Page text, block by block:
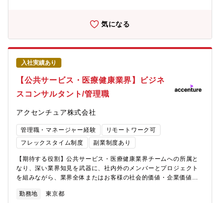
よる小売企業買収に伴うITカーブアウトプロジェクト・アパレル
業界におけるOMOプラットフォーム構築・プラットフォーマーに
対するデータドリブンコンサルティング■Payment Fintech・非金
融事業者に対するBaaS（Bank as a Service）導入支援・QRコー
ド決済事業者におけるデータドリブンマーケティング支援■AD
Marketing・データドリブンでの広告営業効率化支援・ポータルサ
イトの魅力/広告売上UPのためのUX/コンテンツ高度化支援・クー
ポンプラットフォーム構想に基づくOMOサービス設計、プロダク
ト開発マネジメント支援・ブランド広告主向けマーケティング商
ターネット・プラットフォーム企業におけるHRトランスフォーメ
ーション・デジタルネイティブ人材の次世代デジタル・データサ
イエンス教育・バーティカルサービスのUXデザイン・GtM戦略策
定・画期的要素技術のセールス・マーケティング戦略策定・顧客
の消費購買実データに基づくデジタルサービスの加盟店拡大
【Accentureの強み】■インターネット業界の新規ビジネスや新サ
ービス創出のプロジェクトに携わっているコンサルタント数は、
業界最大級。■どの企業よりもインターネット業界の知見をもち、
施していることにより先行優位を築いていることで業界で圧倒的
気になる
入社実績あり
【公共サービス・医療健康業界】ビジネ
スコンサルタント/管理職
アクセンチュア株式会社
管理職・マネージャー経験
リモートワーク可
フレックスタイム制度
副業制度あり
【期待する役割】公共サービス・医療健康業界チームへの所属と
なり、深い業界知見を武器に、社内外のメンバーとプロジェクト
を組みながら、業界全体またはお客様の社会的価値・企業価値が
詳細】下記のようなテーマに携わり、業界全体、クライアントの
勤務地 東京都